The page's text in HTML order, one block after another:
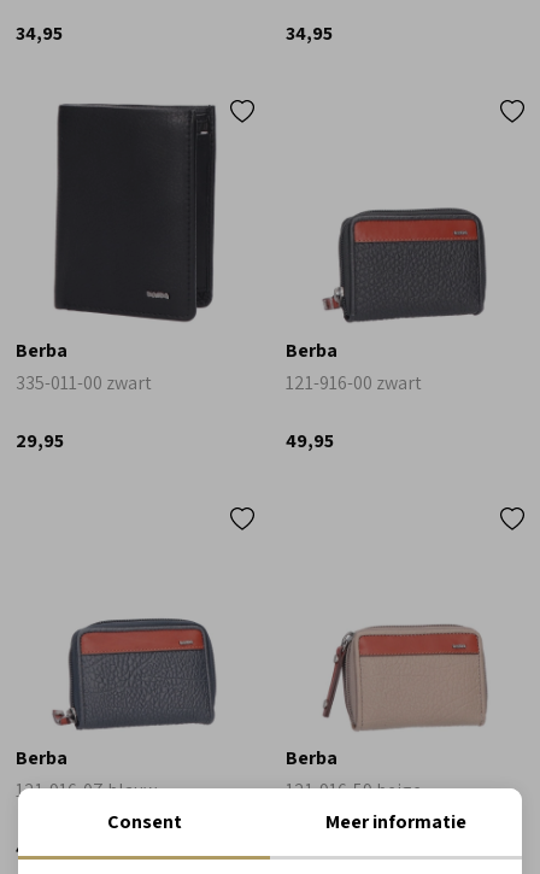
34,95 34,95
Berba
335-011-00 zwart
29,95
Berba
121-916-00 zwart
49,95
Berba
121-916-07 blauw
49,95
Berba
121-916-59 beige
Consent Meer informatie